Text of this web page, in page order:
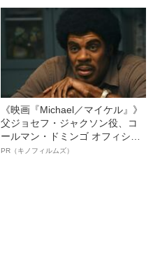
ト”が生み出した徹底ケアとは
《映画『Michael／マイケル』》
父ジョセフ・ジャクソン役、コ
ールマン・ドミンゴ オフィシャ
ルインタビュー“観客を魅了した
PR（キノフィルムズ）